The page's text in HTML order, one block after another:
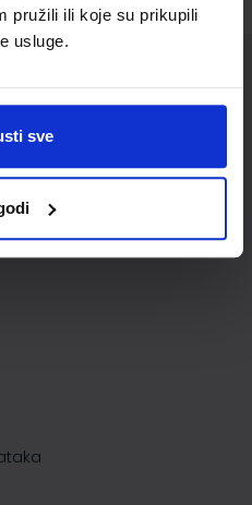
pružili ili koje su prikupili
usluge.
sve